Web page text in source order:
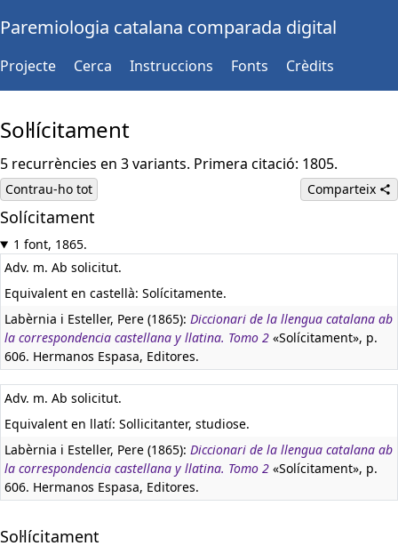
Paremiologia catalana comparada digital
Projecte Cerca Instruccions Fonts Crèdits
Sol·lícitament
5 recurrències en 3 variants. Primera citació: 1805.
Contrau-ho tot Comparteix
Solícitament
1 font, 1865.
Adv. m. Ab solicitut.
Equivalent en castellà: Solícitamente.
Labèrnia i Esteller, Pere (1865): Diccionari de la llengua catalana ab
la correspondencia castellana y llatina. Tomo 2 «Solícitament», p.
606. Hermanos Espasa, Editores.
Adv. m. Ab solicitut.
Equivalent en llatí: Sollicitanter, studiose.
Labèrnia i Esteller, Pere (1865): Diccionari de la llengua catalana ab
la correspondencia castellana y llatina. Tomo 2 «Solícitament», p.
606. Hermanos Espasa, Editores.
Sol·lícitament